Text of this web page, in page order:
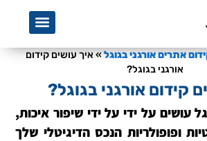
אתרים אורגני בגוגל»איך עושים קידום
אורגני בגוגל?
קידום אורגני בגוגל?
עושים על ידי על ידי שיפור איכות,
ופופולריות הנכס הדיגיטלי שלך